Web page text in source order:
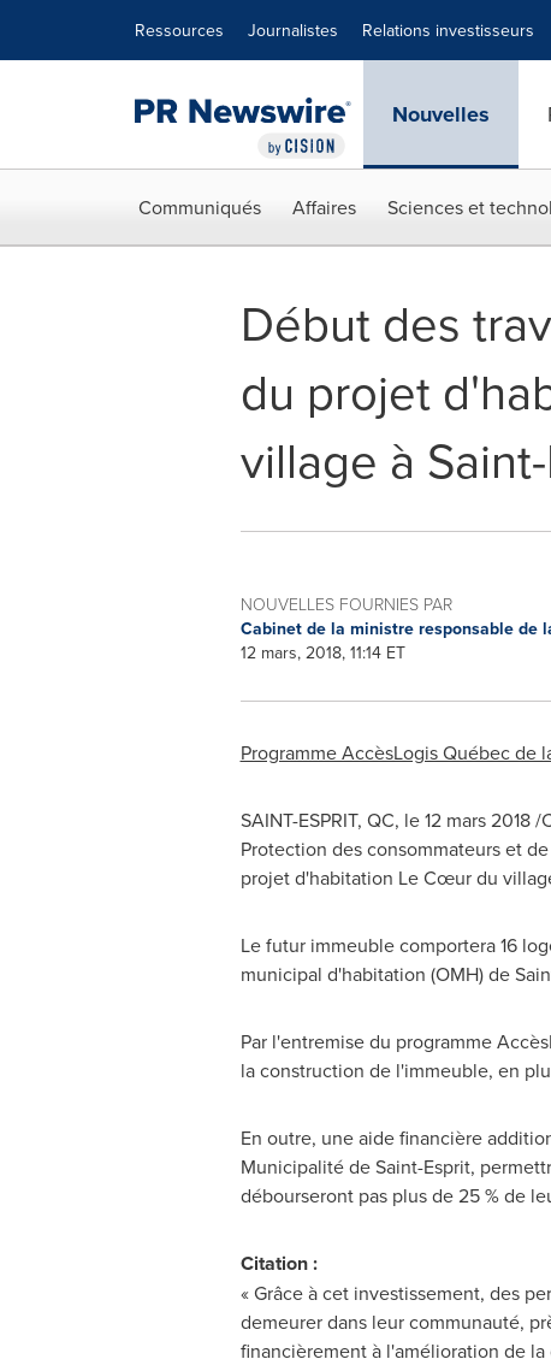
Ressources Journalistes Relations investisseurs
Nouvelles
Communiqués Affaires Sciences et
Début des
du projet
village à
NOUVELLES FOURNIES PAR
Cabinet de la ministre responsable de
12 mars, 2018, 11:14 ET
Programme AccèsLogis Québec de
SAINT-ESPRIT, QC, le 12 mars 2018
Protection des consommateurs et
projet d'habitation Le Cœur du
Le futur immeuble comportera 16
municipal d'habitation (OMH) de
Par l'entremise du programme
la construction de l'immeuble, en
En outre, une aide financière
Municipalité deSaint-Esprit,
débourseront pas plus de 25 % de
Citation :
« Grâce à cet investissement, des
demeurer dans leur communauté,
financièrement à l'amélioration de